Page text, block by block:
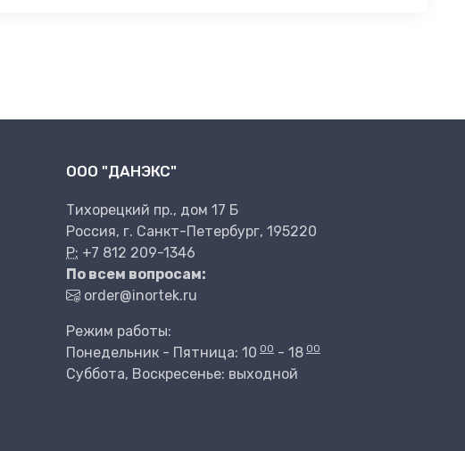
ООО "ДАНЭКС"
Тихорецкий пр., дом 17 Б
Россия, г. Санкт-Петербург, 195220
P: +7 812 209-1346
По всем вопросам:
order@inortek.ru
Режим работы:
Понедельник - Пятница: 10 00 - 18 00
Суббота, Воскресенье: выходной